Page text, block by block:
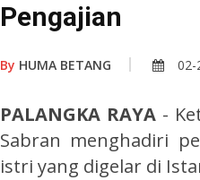
Pengajian
By HUMA BETANG 02-
PALANGKA RAYA -
Sabran menghadiri
istri yang digelar di